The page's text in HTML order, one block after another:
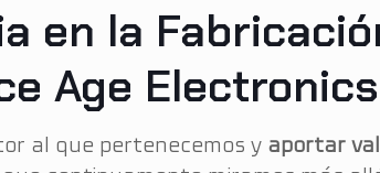
en la
Age Electronics
al que pertenecemos y aportar